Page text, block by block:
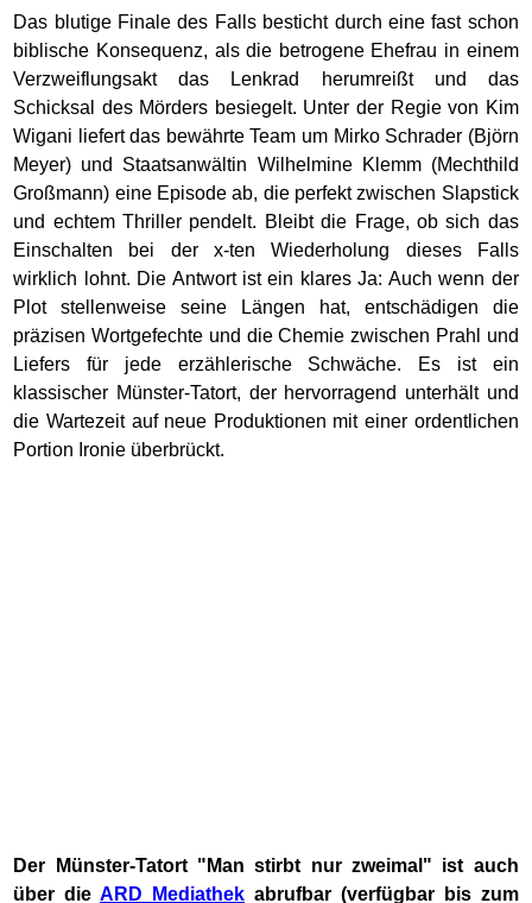
Das blutige Finale des Falls besticht durch eine fast schon
biblische Konsequenz, als die betrogene Ehefrau in einem
Verzweiflungsakt das Lenkrad herumreißt und das
Schicksal des Mörders besiegelt. Unter der Regie von Kim
Wigani liefert das bewährte Team um Mirko Schrader (Björn
Meyer) und Staatsanwältin Wilhelmine Klemm (Mechthild
Großmann) eine Episode ab, die perfekt zwischen Slapstick
und echtem Thriller pendelt. Bleibt die Frage, ob sich das
Einschalten bei der x-ten Wiederholung dieses Falls
wirklich lohnt. Die Antwort ist ein klares Ja: Auch wenn der
Plot stellenweise seine Längen hat, entschädigen die
präzisen Wortgefechte und die Chemie zwischen Prahl und
Liefers für jede erzählerische Schwäche. Es ist ein
klassischer Münster-Tatort, der hervorragend unterhält und
die Wartezeit auf neue Produktionen mit einer ordentlichen
Portion Ironie überbrückt.
Der Münster-Tatort "Man stirbt nur zweimal" ist auch
über dieARD Mediathek abrufbar (verfügbar bis zum